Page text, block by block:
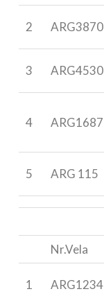
2 ARG3870
3 ARG4530
4 ARG1687
5 ARG 115
Nr.Vela
1 ARG1234